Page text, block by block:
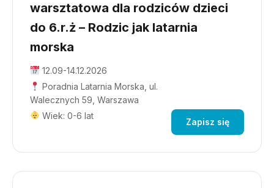
warsztatowa dla rodziców dzieci
do 6.r.ż – Rodzic jak latarnia
morska
12.09-14.12.2026
Poradnia Latarnia Morska, ul.
Walecznych 59, Warszawa
Wiek: 0-6 lat
Zapisz się